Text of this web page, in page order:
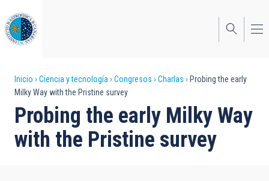
al
contenido
principal
Sobrescribir
enlaces
de
ayuda
Inicio Ciencia y tecnología Congresos Charlas
Probing the early
Milky Way with the Pristine survey
Probing the early Milky Way
with the Pristine survey